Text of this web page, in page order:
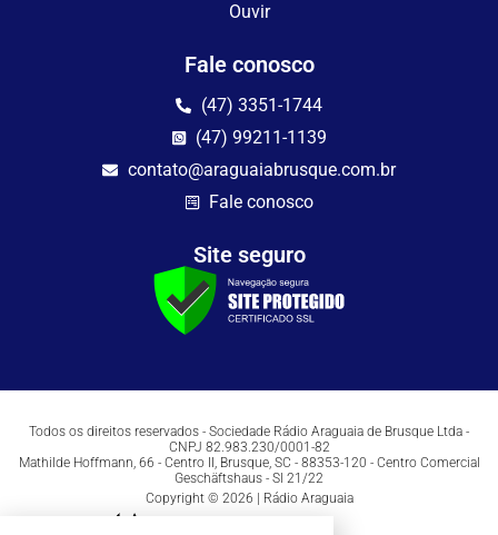
Ouvir
Fale conosco
(47) 3351-1744
(47) 99211-1139
contato@araguaiabrusque.com.br
Fale conosco
Site seguro
Todos os direitos reservados - Sociedade Rádio Araguaia de Brusque Ltda -
CNPJ 82.983.230/0001-82
Mathilde Hoffmann, 66 - Centro II, Brusque, SC - 88353-120 - Centro Comercial
Geschäftshaus - Sl 21/22
Copyright © 2026 | Rádio Araguaia